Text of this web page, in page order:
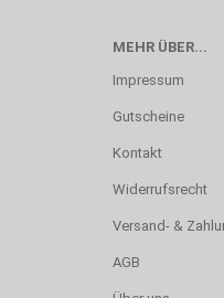
MEHR ÜBER...
Impressum
Gutscheine
Kontakt
Widerrufsrecht
Versand- &
AGB